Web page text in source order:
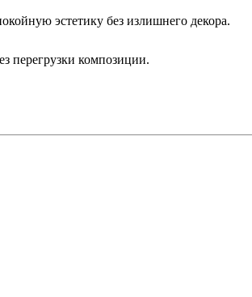
эстетику без излишнего декора.
перегрузки композиции.